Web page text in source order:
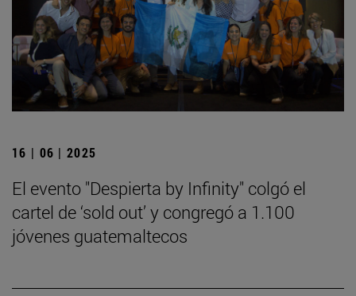
16 | 06 | 2025
El evento "Despierta by Infinity" colgó el
cartel de ‘sold out’ y congregó a 1.100
jóvenes guatemaltecos